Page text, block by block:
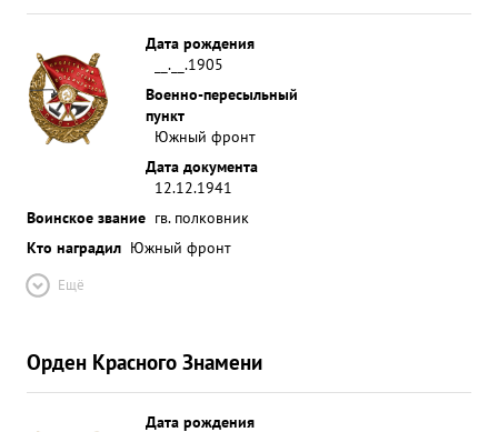
Дата рождения
__.__.1905
Военно-пересыльный
пункт
Южный фронт
Дата документа
12.12.1941
Воинское звание гв. полковник
Кто наградил Южный фронт
Ещё
Орден Красного Знамени
Дата рождения